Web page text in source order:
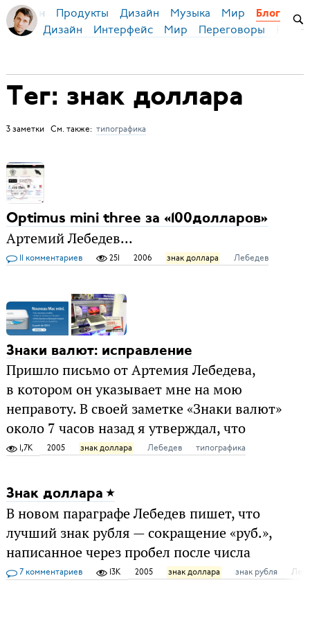
Бирман Продукты Дизайн Музыка Мир Блог
Дизайн Интерфейс Мир Переговоры
Тег: знак доллара
3 заметки См. также: типографика
Optimus mini three за «100долларов»
Артемий Лебедев...
11 комментариев 251 2006 знак доллара Лебедев
Знаки валют: исправление
Пришло письмо от Артемия Лебедева,
в котором он указывает мне на мою
неправоту. В своей заметке «Знаки валют»
около 7 часов назад я утверждал, что
1,7K 2005 знак доллара Лебедев типографика
Знак доллара
В новом параграфе Лебедев пишет, что
лучший знак рубля — сокращение «руб.»,
написанное через пробел после числа
7 комментариев 13K 2005 знак доллара знак рубля